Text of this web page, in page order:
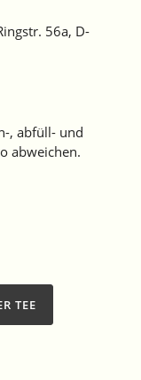
56a, D-
, abfüll- und
abweichen.
TEE